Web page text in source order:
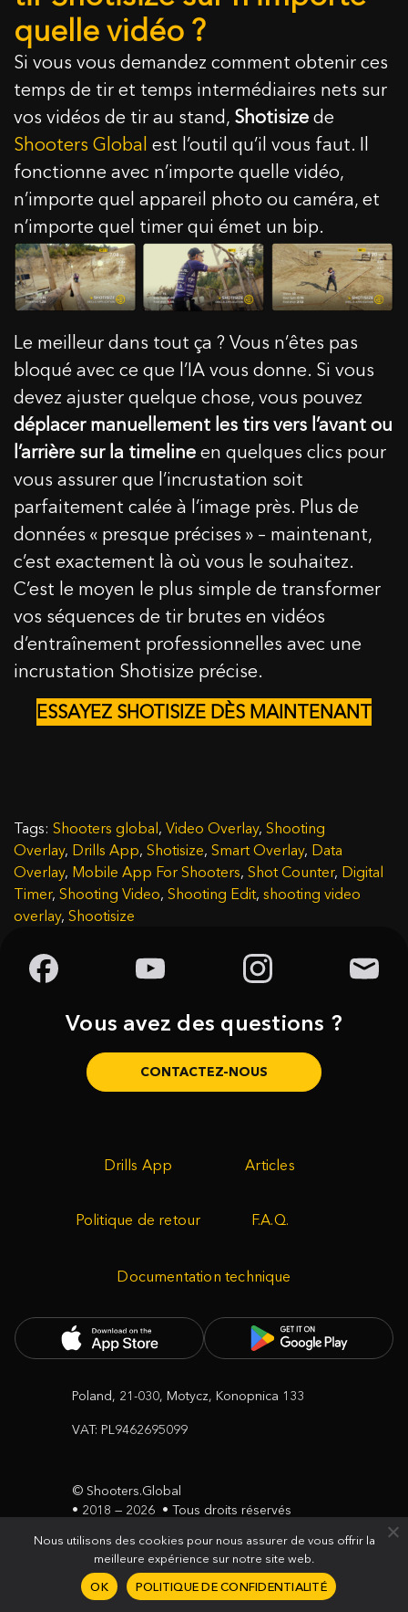
quelle vidéo ?
Si vous vous demandez comment obtenir ces
temps de tir et temps intermédiaires nets sur
vos vidéos de tir au stand, Shotisize de
Shooters Global est l’outil qu’il vous faut. Il
fonctionne avec n’importe quelle vidéo,
n’importe quel appareil photo ou caméra, et
n’importe quel timer qui émet un bip.
Le meilleur dans tout ça ? Vous n’êtes pas
bloqué avec ce que l’IA vous donne. Si vous
devez ajuster quelque chose, vous pouvez
déplacer manuellement les tirs vers l’avant ou
l’arrière sur la timeline en quelques clics pour
vous assurer que l’incrustation soit
parfaitement calée à l’image près. Plus de
données « presque précises » – maintenant,
c’est exactement là où vous le souhaitez.
C’est le moyen le plus simple de transformer
vos séquences de tir brutes en vidéos
d’entraînement professionnelles avec une
incrustation Shotisize précise.
ESSAYEZ SHOTISIZE DÈS MAINTENANT
Tags: Shooters global, Video Overlay, Shooting
Overlay, Drills App, Shotisize, Smart Overlay, Data
Overlay, Mobile App For Shooters, Shot Counter, Digital
Timer, Shooting Video, Shooting Edit, shooting video
overlay, Shootisize
Vous avez des questions ?
CONTACTEZ-NOUS
Drills App Articles
Politique de retour F.A.Q.
Documentation technique
Poland, 21-030, Motycz, Konopnica 133
VAT: PL9462695099
© Shooters.Global
• 2018 — 2026 • Tous droits réservés
Conditions générales d'utilisation
Politique de confidentialité
Nous utilisons des cookies pour nous assurer de vous offrir la
meilleure expérience sur notre site web.
OK
POLITIQUE DE CONFIDENTIALITÉ